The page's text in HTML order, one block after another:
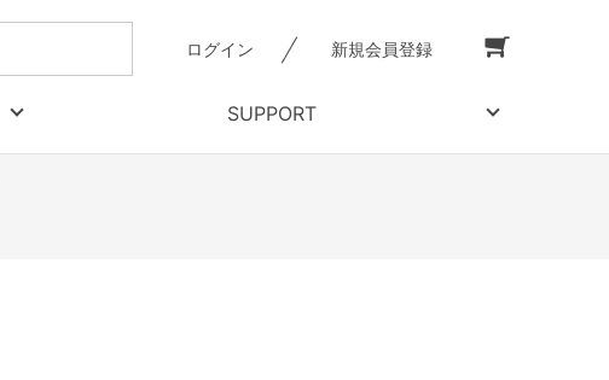
ログイン 新規会員登録
SUPPORT